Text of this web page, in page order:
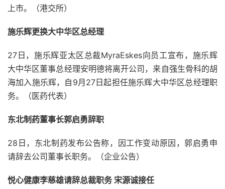
上市。（港交所）
施乐辉更换大中华区总经理
27日，施乐辉亚太区总裁MyraEskes向员工宣布，施乐辉
大中华区董事总经理安明德将离开公司，来自强生骨科的胡
海加入施乐辉，自9月27日起担任施乐辉大中华区总经理职
务。（医药代表）
东北制药董事长郭启勇辞职
28日，东北制药发布公告称，因工作变动原因，郭启勇申
请辞去公司董事长职务。（企业公告）
悦心健康李慈雄请辞总裁职务 宋源诚接任